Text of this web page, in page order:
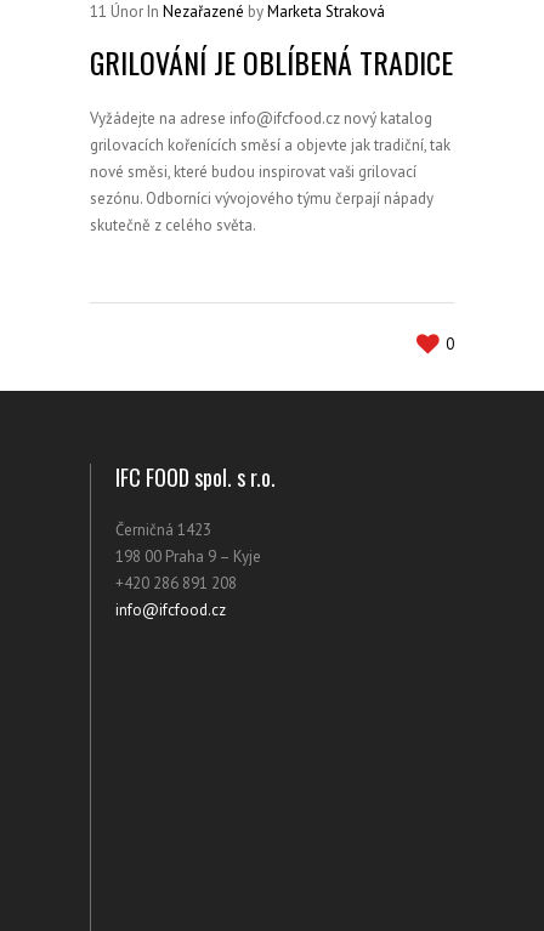
11 Únor In Nezařazené byMarketa Straková
GRILOVÁNÍ JE OBLÍBENÁ TRADICE
Vyžádejte na adrese info@ifcfood.cz nový katalog
grilovacích kořenících směsí a objevte jak tradiční, tak
nové směsi, které budou inspirovat vaši grilovací
sezónu. Odborníci vývojového týmu čerpají nápady
skutečně z celého světa.
0
IFC FOOD spol. s r.o.
Černičná 1423
198 00 Praha 9 – Kyje
+420 286 891 208
info@ifcfood.cz